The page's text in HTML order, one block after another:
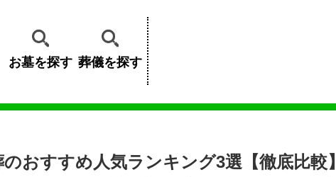
お墓を探す 葬儀を探す
おすすめ人気ランキング3選【徹底比較】